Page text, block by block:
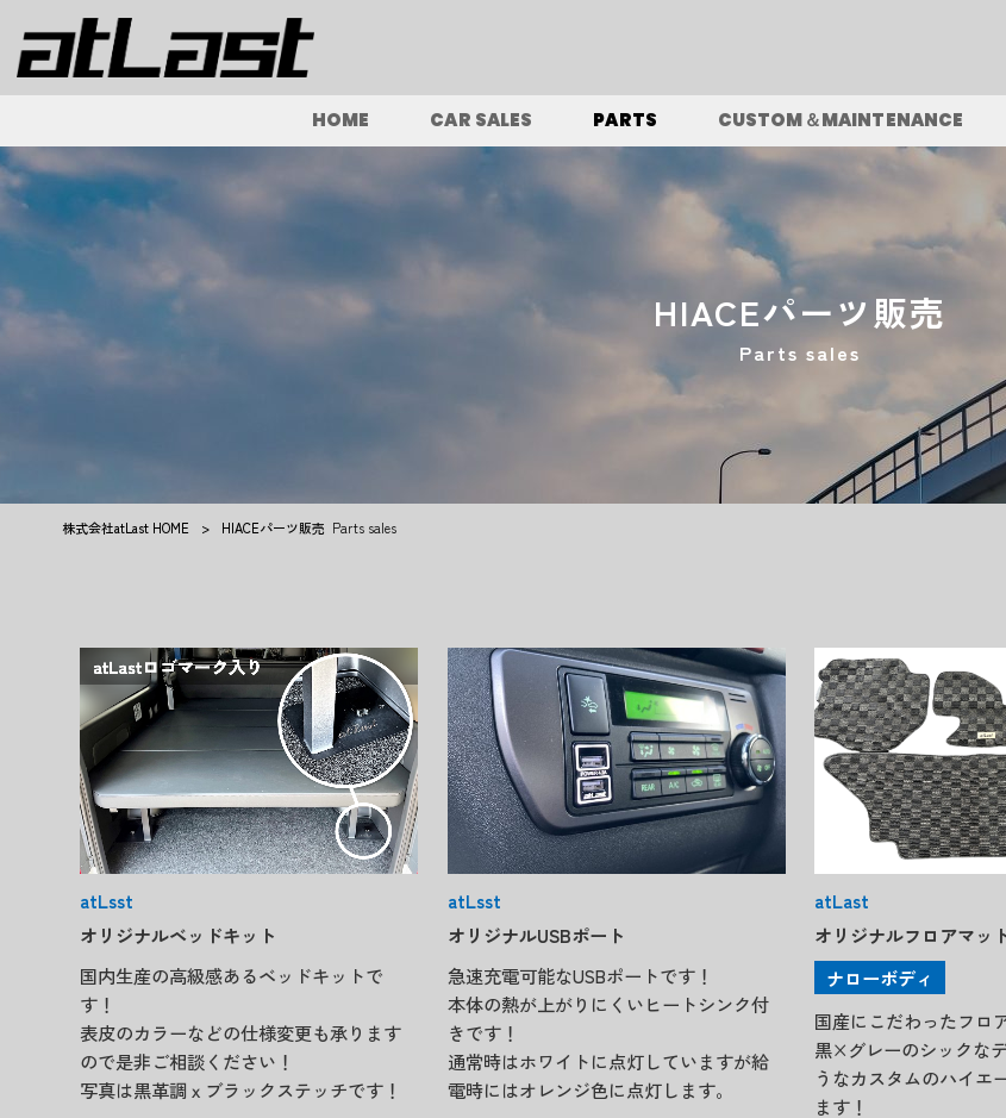
HOME CAR SALES PARTS CUSTOM＆MAINTENANCE
HIACEパーツ販売
Parts sales
株式会社atLast HOME > HIACEパーツ販売 Parts sales
atLsst
オリジナルベッドキット
国内生産の高級感あるベッドキットで
す！
表皮のカラーなどの仕様変更も承ります
ので是非ご相談ください！
写真は黒革調ｘブラックステッチです！
atLsst
オリジナルUSBポート
急速充電可能なUSBポートです！
本体の熱が上がりにくいヒートシンク付
きです！
通常時はホワイトに点灯していますが給
電時にはオレンジ色に点灯します。
atLast
オリジナルフロアマッ
ナローボディ
国産にこだわったフロ
黒×グレーのシックな
うなカスタムのハイエ
ます！